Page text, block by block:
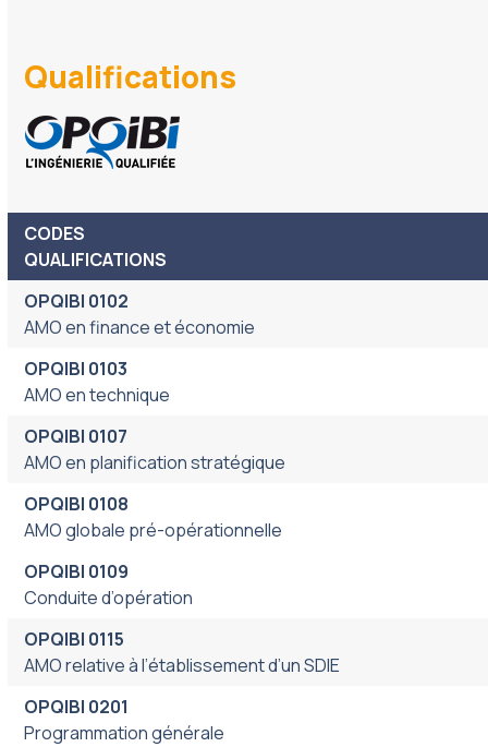
Qualifications
CODES
QUALIFICATIONS
OPQIBI 0102
AMO en finance et économie
OPQIBI 0103
AMO en technique
OPQIBI 0107
AMO en planification stratégique
OPQIBI 0108
AMO globale pré-opérationnelle
OPQIBI 0109
Conduite d’opération
OPQIBI 0115
AMO relative à l’établissement d’un SDIE
OPQIBI 0201
Programmation générale